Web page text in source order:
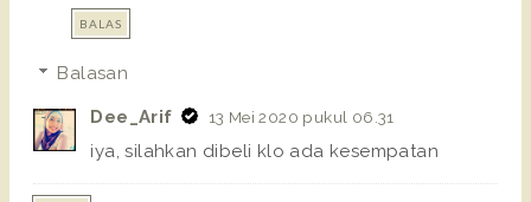
BALAS
Balasan
Dee_Arif 13 Mei 2020 pukul 06.31
iya, silahkan dibeli klo ada kesempatan